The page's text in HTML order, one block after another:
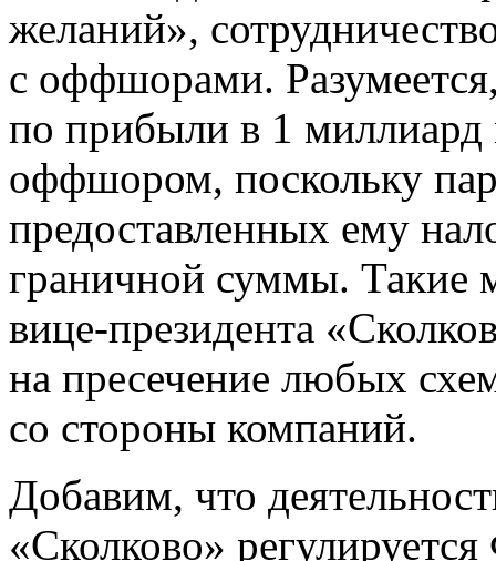
желаний»,
с оффшорами.
по прибыли в 1
оффшором, поскольку
предоставленных ему
граничной суммы. Такие
вице-президента
на пресечение любых
со стороны компаний.
Добавим, что
«Сколково»